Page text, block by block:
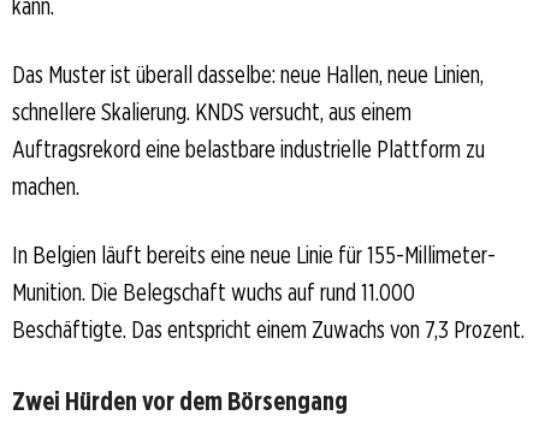
kann.
Das Muster ist überall dasselbe: neue Hallen, neue Linien,
schnellere Skalierung. KNDS versucht, aus einem
Auftragsrekord eine belastbare industrielle Plattform zu
machen.
In Belgien läuft bereits eine neue Linie für 155-Millimeter-
Munition. Die Belegschaft wuchs auf rund 11.000
Beschäftigte. Das entspricht einem Zuwachs von 7,3 Prozent.
Zwei Hürden vor dem Börsengang